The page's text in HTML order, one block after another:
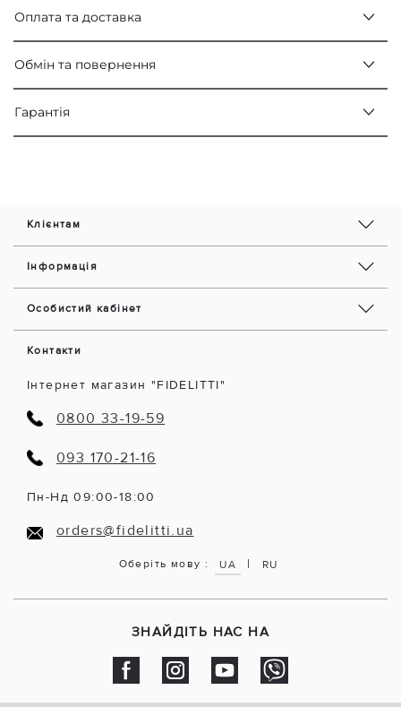
Оплата та доставка
Обмін та повернення
Гарантія
Клієнтам
Інформація
Особистий кабінет
Контакти
Інтернет магазин "FIDELITTI"
0800 33-19-59
093 170-21-16
Пн-Нд 09:00-18:00
orders@fidelitti.ua
Оберіть мову : UA | RU
ЗНАЙДІТЬ НАС НА